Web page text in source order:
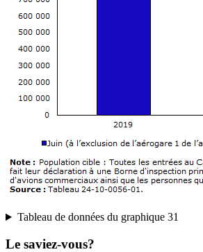
Tableau de données du graphique 31
Le saviez-vous?